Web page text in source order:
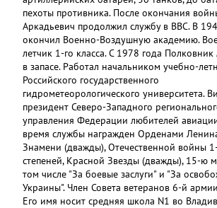
пехоты противника. После окончания
Аркадьевич продолжил службу в ВВС. В
окончил Военно-Воздушную академию.
летчик 1-го класса. С 1978 года
в запасе. Работал начальником учебно-
Российского государственного
гидрометеорологического университета.
президент Северо-Западного
управления Федерации любителей
время службы награжден Орденами
Знамени (дважды), Отечественной войны
степеней, Красной Звезды (дважды), 15-ю
том числе "За боевые заслуги" и "За
Украины". Член Совета ветеранов 6-й
Его имя носит средняя школа N1 во